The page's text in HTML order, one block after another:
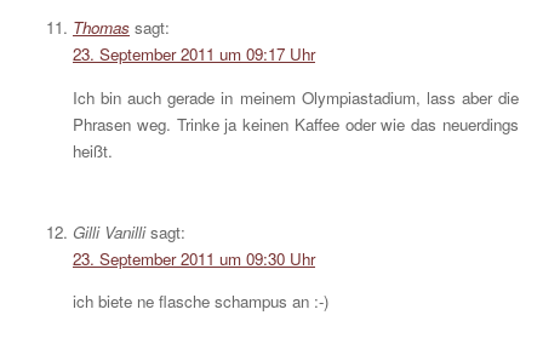
Thomas sagt:
23. September 2011 um 09:17 Uhr
Ich bin auch gerade in meinem Olympiastadium, lass aber die
Phrasen weg. Trinke ja keinen Kaffee oder wie das neuerdings
heißt.
Gilli Vanilli sagt:
23. September 2011 um 09:30 Uhr
ich biete ne flasche schampus an :-)